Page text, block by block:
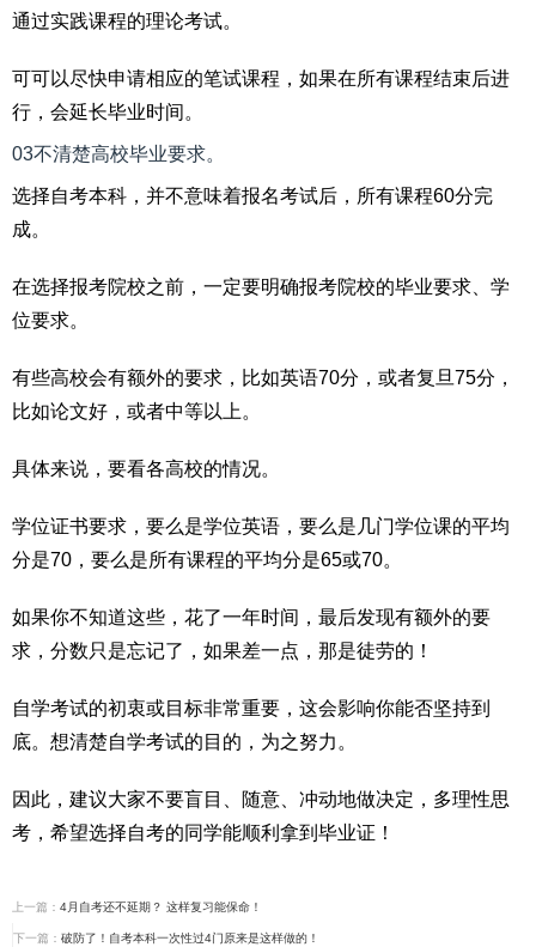
通过实践课程的理论考试。
可可以尽快申请相应的笔试课程，如果在所有课程结束后进
行，会延长毕业时间。
03不清楚高校毕业要求。
选择自考本科，并不意味着报名考试后，所有课程60分完
成。
在选择报考院校之前，一定要明确报考院校的毕业要求、学
位要求。
有些高校会有额外的要求，比如英语70分，或者复旦75分，
比如论文好，或者中等以上。
具体来说，要看各高校的情况。
学位证书要求，要么是学位英语，要么是几门学位课的平均
分是70，要么是所有课程的平均分是65或70。
如果你不知道这些，花了一年时间，最后发现有额外的要
求，分数只是忘记了，如果差一点，那是徒劳的！
自学考试的初衷或目标非常重要，这会影响你能否坚持到
底。想清楚自学考试的目的，为之努力。
因此，建议大家不要盲目、随意、冲动地做决定，多理性思
考，希望选择自考的同学能顺利拿到毕业证！
上一篇： 4月自考还不延期？ 这样复习能保命！
下一篇： 破防了！自考本科一次性过4门原来是这样做的！